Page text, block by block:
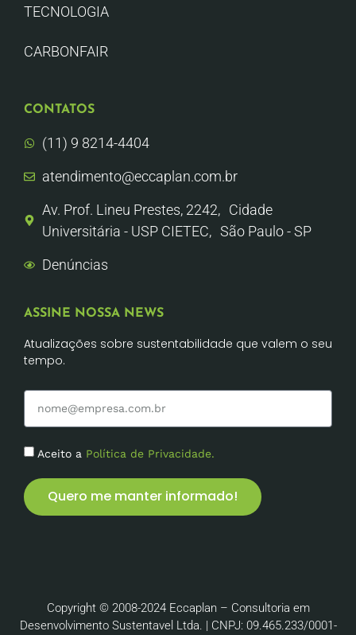
TECNOLOGIA
CARBONFAIR
CONTATOS
(11) 9 8214-4404
atendimento@eccaplan.com.br
Av. Prof. Lineu Prestes, 2242, Cidade
Universitária - USP CIETEC, São Paulo - SP
Denúncias
ASSINE NOSSA NEWS
Atualizações sobre sustentabilidade que valem o seu
tempo.
Aceito a Política de Privacidade.
Quero me manter informado!
Copyright © 2008-2024 Eccaplan – Consultoria em
Desenvolvimento Sustentavel Ltda. | CNPJ: 09.465.233/0001-